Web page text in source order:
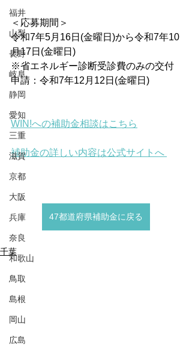
福井
山梨
長野
岐阜
静岡
愛知
三重
滋賀
京都
大阪
兵庫
奈良
和歌山
鳥取
島根
岡山
広島
＜応募期間＞
令和7年5月16日(金曜日)から令和7年10
月17日(金曜日)
※省エネルギー診断受診費のみの交付
申請：令和7年12月12日(金曜日)
WIN!への補助金相談はこちら
補助金の詳しい内容は公式サイトへ
47都道府県補助金に戻る
千葉